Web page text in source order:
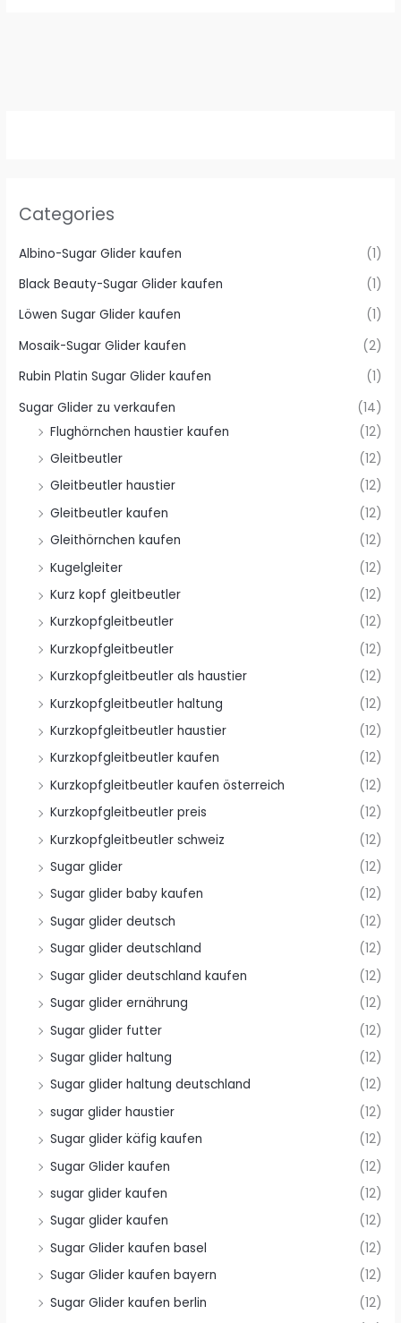
Categories
Albino-Sugar Glider kaufen
(1)
Black Beauty-Sugar Glider kaufen
(1)
Löwen Sugar Glider kaufen
(1)
Mosaik-Sugar Glider kaufen
(2)
Rubin Platin Sugar Glider kaufen
(1)
Sugar Glider zu verkaufen
(14)
Flughörnchen haustier kaufen
(12)
Gleitbeutler
(12)
Gleitbeutler haustier
(12)
Gleitbeutler kaufen
(12)
Gleithörnchen kaufen
(12)
Kugelgleiter
(12)
Kurz kopf gleitbeutler
(12)
Kurzkopfgleitbeutler
(12)
Kurzkopfgleitbeutler
(12)
Kurzkopfgleitbeutler als haustier
(12)
Kurzkopfgleitbeutler haltung
(12)
Kurzkopfgleitbeutler haustier
(12)
Kurzkopfgleitbeutler kaufen
(12)
Kurzkopfgleitbeutler kaufen österreich
(12)
Kurzkopfgleitbeutler preis
(12)
Kurzkopfgleitbeutler schweiz
(12)
Sugar glider
(12)
Sugar glider baby kaufen
(12)
Sugar glider deutsch
(12)
Sugar glider deutschland
(12)
Sugar glider deutschland kaufen
(12)
Sugar glider ernährung
(12)
Sugar glider futter
(12)
Sugar glider haltung
(12)
Sugar glider haltung deutschland
(12)
sugar glider haustier
(12)
Sugar glider käfig kaufen
(12)
Sugar Glider kaufen
(12)
sugar glider kaufen
(12)
Sugar glider kaufen
(12)
Sugar Glider kaufen basel
(12)
Sugar Glider kaufen bayern
(12)
Sugar Glider kaufen berlin
(12)